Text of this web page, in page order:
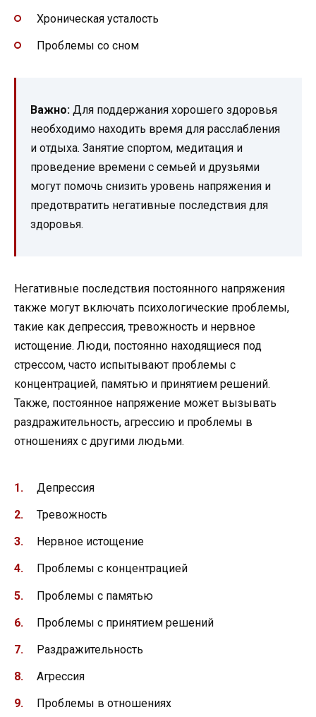
Хроническая усталость
Проблемы со сном
Важно: Для поддержания хорошего здоровья
необходимо находить время для расслабления
и отдыха. Занятие спортом, медитация и
проведение времени с семьей и друзьями
могут помочь снизить уровень напряжения и
предотвратить негативные последствия для
здоровья.
Негативные последствия постоянного напряжения
также могут включать психологические проблемы,
такие как депрессия, тревожность и нервное
истощение. Люди, постоянно находящиеся под
стрессом, часто испытывают проблемы с
концентрацией, памятью и принятием решений.
Также, постоянное напряжение может вызывать
раздражительность, агрессию и проблемы в
отношениях с другими людьми.
Депрессия
Тревожность
Нервное истощение
Проблемы с концентрацией
Проблемы с памятью
Проблемы с принятием решений
Раздражительность
Агрессия
Проблемы в отношениях